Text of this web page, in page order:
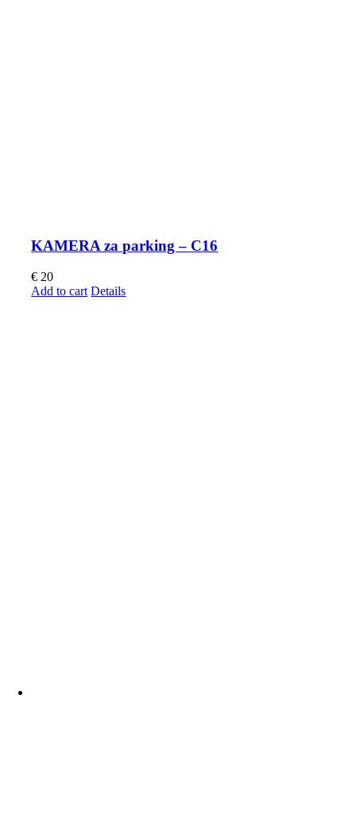
KAMERA za parking – C16
€ 20
Add to cart Details